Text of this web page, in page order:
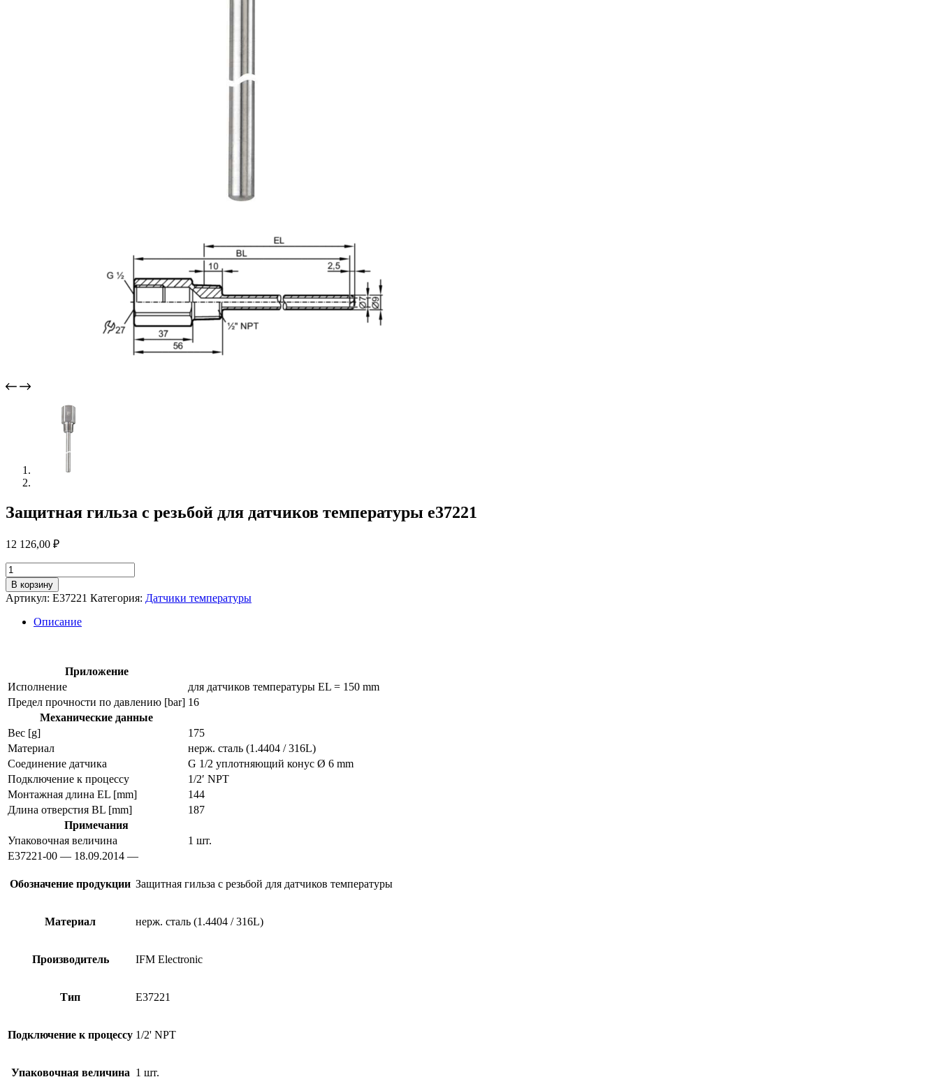
Защитная гильза с резьбой для датчиков температуры e37221
12 126,00 ₽
Количество
товара
Защитная
гильза
резьбой
температуры
e37221
В корзину
Артикул: E37221 Категория: Датчики температуры
Описание
Приложение
Исполнение
для датчиков температуры EL = 150 mm
Предел прочности по давлению [bar] 16
Механические данные
Вес [g]
175
Материал
нерж. сталь (1.4404 / 316L)
Соединение датчика
G 1/2 уплотняющий конус Ø 6 mm
Подключение к процессу
1/2′ NPT
Монтажная длина EL [mm]
144
Длина отверстия BL [mm]
187
Примечания
Упаковочная величина
1 шт.
E37221-00 — 18.09.2014 —
Обозначение продукции Защитная гильза с резьбой для датчиков температуры
Материал нерж. сталь (1.4404 / 316L)
Производитель IFM Electronic
Тип E37221
Подключение к процессу 1/2' NPT
Упаковочная величина 1 шт.